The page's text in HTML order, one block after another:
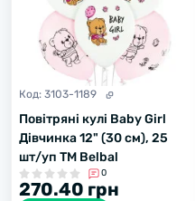
Код: 3103-1189
Повітряні кулі Baby Girl
Дівчинка 12" (30 см), 25
шт/уп TM Belbal
0
270.40 грн